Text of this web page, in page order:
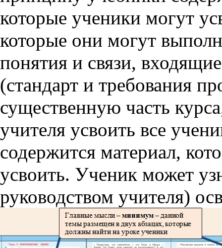
которые ученики могут
которые они могут
понятия и связи,
(стандарт и требования
существенную часть
учителя усвоить все
содержится материал,
усвоить. Ученик может
руководством учителя)